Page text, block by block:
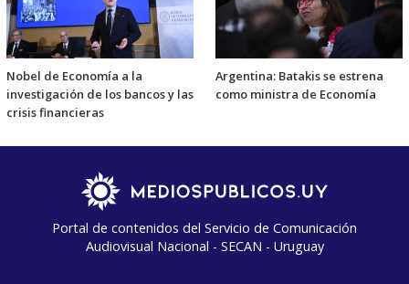
Nobel de Economía a la
investigación de los bancos y las
crisis financieras
Argentina: Batakis se estrena
como ministra de Economía
Portal de contenidos del Servicio de Comunicación
Audiovisual Nacional - SECAN - Uruguay